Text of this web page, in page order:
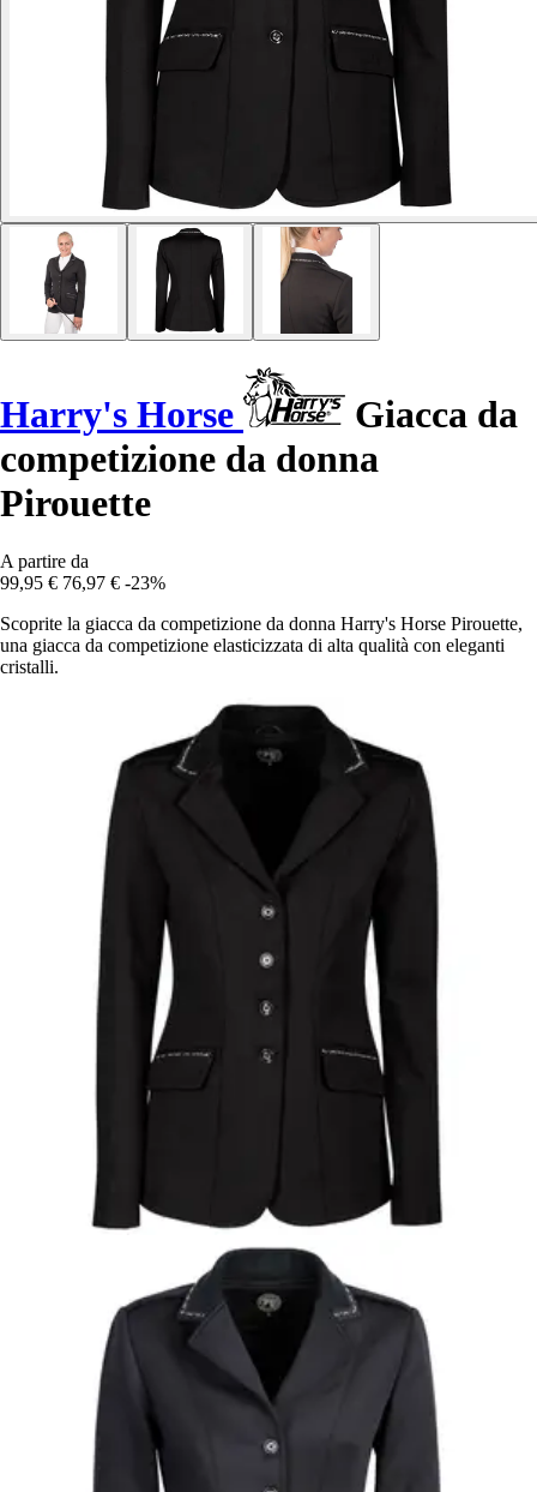
Harry's Horse
Giacca da
competizione da donna
Pirouette
A partire da
99,95 € 76,97 € -23%
Scoprite la giacca da competizione da donna Harry's Horse Pirouette,
una giacca da competizione elasticizzata di alta qualità con eleganti
cristalli.